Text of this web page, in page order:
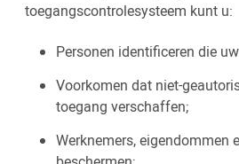
toegangscontrolesysteem kunt u:
Personen identificeren die
Voorkomen dat niet-
toegang verschaffen;
Werknemers, eigendommen